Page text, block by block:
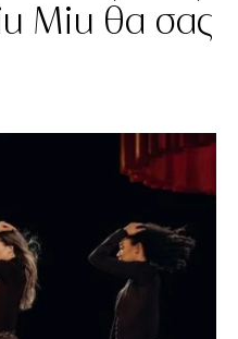
Miu θα σας